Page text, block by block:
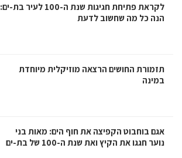
לקראת פתיחת חגיגות שנת ה-100 לעיר בת-ים:
הנה כל מה שחשוב לדעת
תזמורת החושים הרצאה מוזיקלית מיוחדת
במינה
אגם בוחבוט הקפיצה את חוף הים: מאות בני
נוער חגגו את הקיץ ואת שנת ה-100 של בת-ים